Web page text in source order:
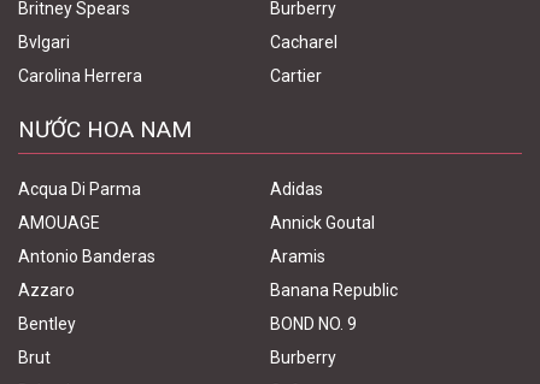
Britney Spears
Burberry
Bvlgari
Cacharel
Carolina Herrera
Cartier
NƯỚC HOA NAM
Acqua Di Parma
Adidas
AMOUAGE
Annick Goutal
Antonio Banderas
Aramis
Azzaro
Banana Republic
Bentley
BOND NO. 9
Brut
Burberry